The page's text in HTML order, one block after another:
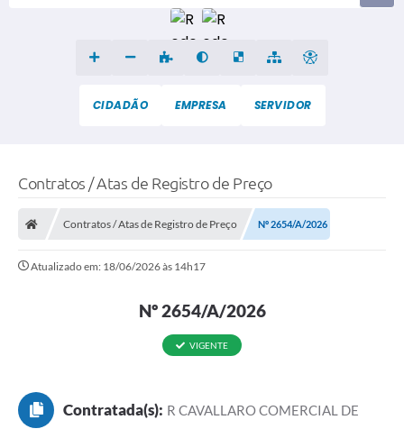
CIDADÃO EMPRESA SERVIDOR
Contratos / Atas de Registro de Preço
Contratos / Atas de Registro de Preço Nº 2654/A/2026
Atualizado em: 18/06/2026 às 14h17
Nº 2654/A/2026
VIGENTE
Contratada(s): R CAVALLARO COMERCIAL DE